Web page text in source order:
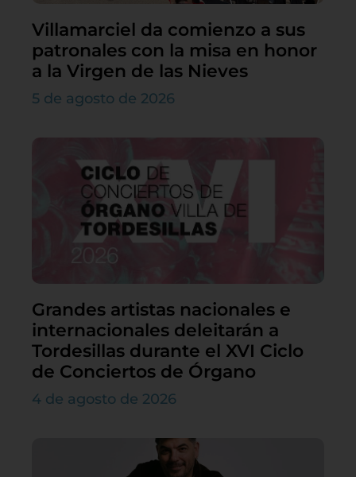
Villamarciel da comienzo a sus
patronales con la misa en honor
a la Virgen de las Nieves
5 de agosto de 2026
Grandes artistas nacionales e
internacionales deleitarán a
Tordesillas durante el XVI Ciclo
de Conciertos de Órgano
4 de agosto de 2026